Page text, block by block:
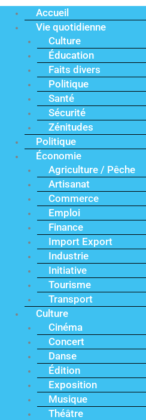
Accueil
Vie quotidienne
Culture
Éducation
Faits divers
Politique
Santé
Sécurité
Zénitudes
Politique
Économie
Agriculture / Pêche
Artisanat
Commerce
Emploi
Finance
Import Export
Industrie
Initiative
Tourisme
Transport
Culture
Cinéma
Concert
Danse
Édition
Exposition
Musique
Théâtre